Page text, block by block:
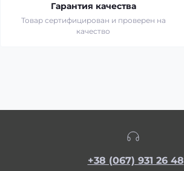
Гарантия качества
Товар сертифицирован и проверен на
качество
+38 (067) 931 26 48